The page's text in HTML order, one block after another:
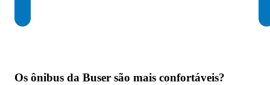
Os ônibus da Buser são mais confortáveis?